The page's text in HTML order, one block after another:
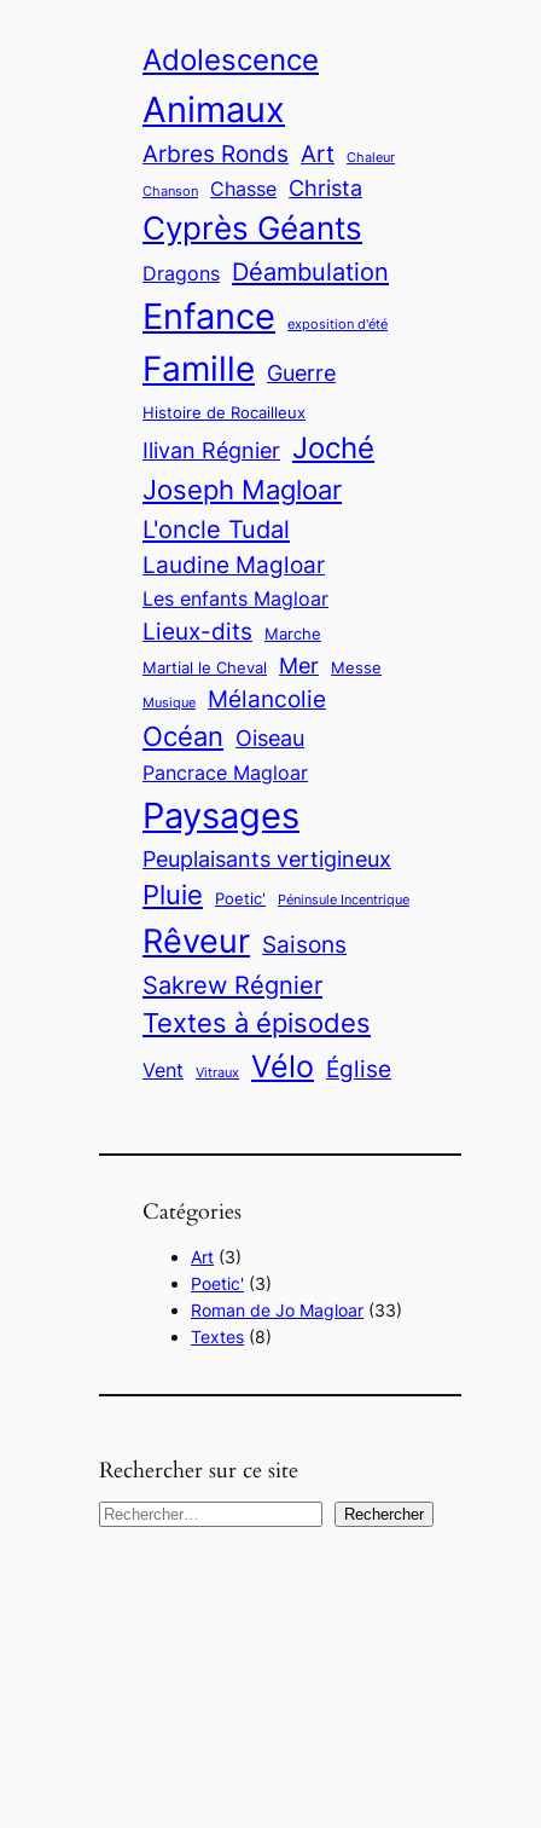
Adolescence
Animaux
Arbres Ronds Art Chaleur
Chanson Chasse Christa
Cyprès Géants
Dragons Déambulation
Enfance exposition d'été
Famille Guerre
Histoire de Rocailleux
Ilivan Régnier Joché
Joseph Magloar
L'oncle Tudal
Laudine Magloar
Les enfants Magloar
Lieux-dits
Marche
Martial le Cheval
Mer Messe
Musique Mélancolie
Océan Oiseau
Pancrace Magloar
Paysages
Peuplaisants vertigineux
Pluie Poetic' Péninsule Incentrique
Rêveur Saisons
Sakrew Régnier
Textes à épisodes
Vent Vitraux Vélo Église
Catégories
Art (3)
Poetic' (3)
Roman de Jo Magloar (33)
Textes (8)
Rechercher sur ce site
R
Rechercher